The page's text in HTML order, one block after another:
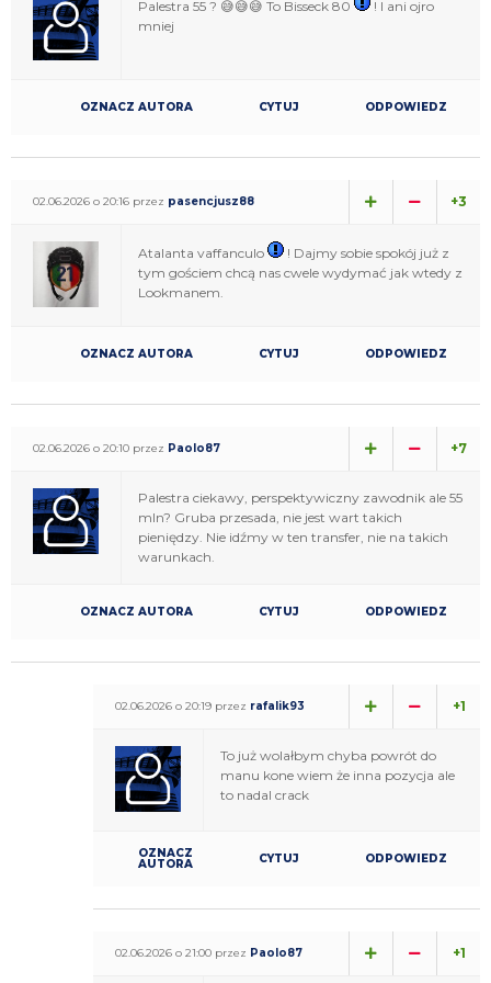
Palestra 55 ? 😅😅😅 To Bisseck 80
! I ani ojro
mniej
OZNACZ AUTORA CYTUJ ODPOWIEDZ
02.06.2026 o 20:16 przez pasencjusz88 +3
Atalanta vaffanculo
! Dajmy sobie spokój już z
tym gościem chcą nas cwele wydymać jak wtedy z
Lookmanem.
OZNACZ AUTORA CYTUJ ODPOWIEDZ
02.06.2026 o 20:10 przez Paolo87 +7
Palestra ciekawy, perspektywiczny zawodnik ale 55
mln? Gruba przesada, nie jest wart takich
pieniędzy. Nie idźmy w ten transfer, nie na takich
warunkach.
OZNACZ AUTORA CYTUJ ODPOWIEDZ
02.06.2026 o 20:19 przez rafalik93 +1
To już wolałbym chyba powrót do
manu kone wiem że inna pozycja ale
to nadal crack
OZNACZ
AUTORA CYTUJ ODPOWIEDZ
02.06.2026 o 21:00 przez Paolo87 +1